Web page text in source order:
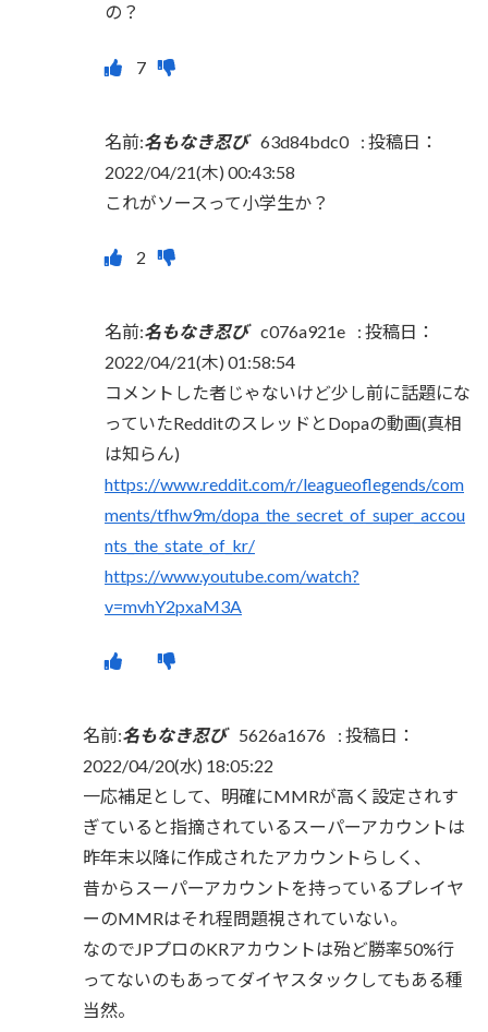
の？
名前:名もなき忍び 63d84bdc0 : 投稿日：
2022/04/21(木) 00:43:58
これがソースって小学生か？
名前:名もなき忍び c076a921e : 投稿日：
2022/04/21(木) 01:58:54
コメントした者じゃないけど少し前に話題にな
っていたRedditのスレッドとDopaの動画(真相
は知らん)
https://www.reddit.com/r/leagueoflegends/com
ments/tfhw9m/dopa_the_secret_of_super_accou
nts_the_state_of_kr/
https://www.youtube.com/watch?
v=mvhY2pxaM3A
名前:名もなき忍び 5626a1676 : 投稿日：
2022/04/20(水) 18:05:22
一応補足として、明確にMMRが高く設定されす
ぎていると指摘されているスーパーアカウントは
昨年末以降に作成されたアカウントらしく、
昔からスーパーアカウントを持っているプレイヤ
ーのMMRはそれ程問題視されていない。
なのでJPプロのKRアカウントは殆ど勝率50%行
ってないのもあってダイヤスタックしてもある種
当然。